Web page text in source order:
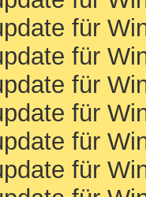
für
für
für
für
für
für